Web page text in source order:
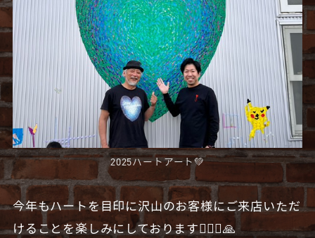
2025ハートアート💚
今年もハートを目印に沢山のお客様にご来店いただ
けることを楽しみにしております🧔🏻‍♂️🙏